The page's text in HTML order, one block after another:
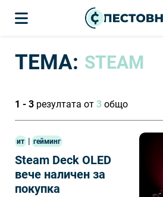
ТЕМА: STEAM
1 - 3 резултата от 3 общо
ит | гейминг
Steam Deck OLED
вече наличен за
покупкa